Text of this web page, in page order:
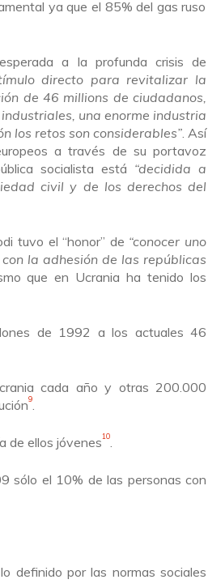
ya que el 85% del gas ruso
a la profunda crisis de
directo para revitalizar la
de 46 millions de ciudadanos,
una enorme industria
los retos son considerables”. Así
a través de su portavoz
socialista está “decidida a
civil y de los derechos del
tuvo el “honor” de “conocer uno
la adhesión de las repúblicas
que en Ucrania ha tenido los
de 1992 a los actuales 46
cada año y otras 200.000
9.
de ellos jóvenes10.
sólo el 10% de las personas con
definido por las normas sociales